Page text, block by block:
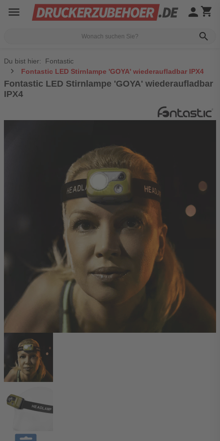
menu
search
person shopping_cart
Du bist hier: Fontastic
Fontastic LED Stirnlampe 'GOYA' wiederaufladbar IPX4
Fontastic LED Stirnlampe 'GOYA' wiederaufladbar
IPX4